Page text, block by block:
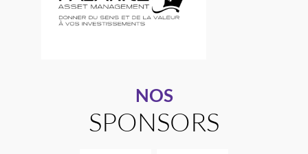
NOS
SPONSORS